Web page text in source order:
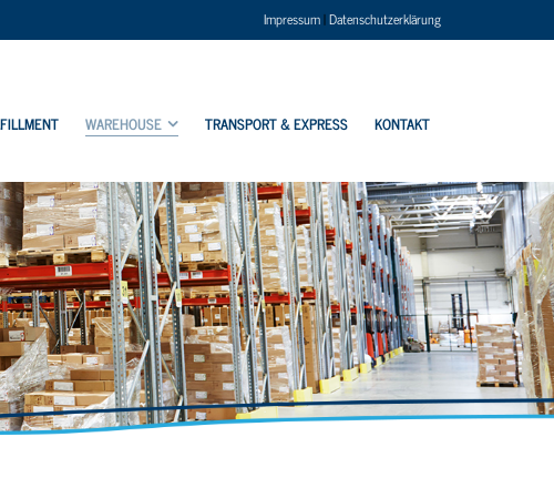
Impressum|Datenschutzerklärung
WAREHOUSE TRANSPORT & EXPRESS KONTAKT